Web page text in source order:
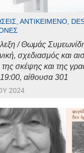
ΑΝΤΙΚΕΊΜΕΝΟ,
/ Θωμάς
σχεδιασμός και
της σκέψης και της
αίθουσα 301
2024